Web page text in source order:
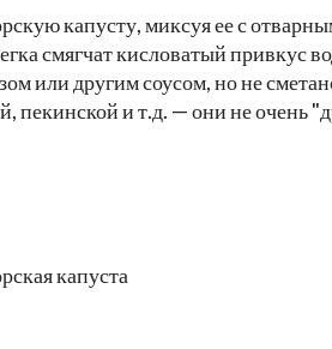
капусту, миксуя ее с
смягчат кисловатый привкус
или другим соусом, но не
пекинской и т.д. — они не очень
капуста